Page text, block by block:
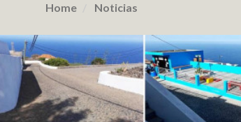
Home Noticias